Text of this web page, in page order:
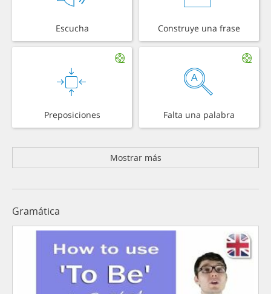
Escucha Construye una frase
Preposiciones Falta una palabra
Mostrar más
Gramática